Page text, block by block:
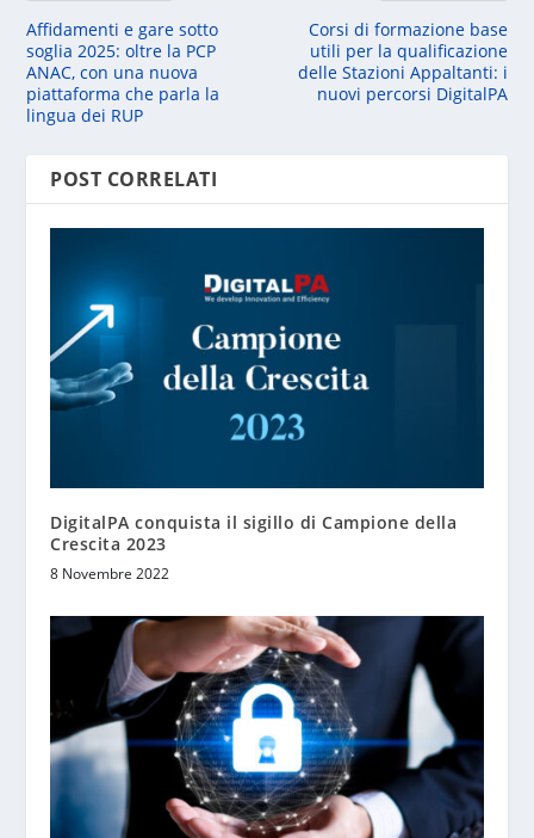
Affidamenti e gare sotto
soglia 2025: oltre la PCP
ANAC, con una nuova
piattaforma che parla la
lingua dei RUP
Corsi di formazione base
utili per la qualificazione
delle Stazioni Appaltanti: i
nuovi percorsi DigitalPA
POST CORRELATI
DigitalPA conquista il sigillo di Campione della
Crescita 2023
8 Novembre 2022